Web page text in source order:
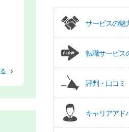
サービスの魅
転職サービス
評判・口コミ
キャリアアド